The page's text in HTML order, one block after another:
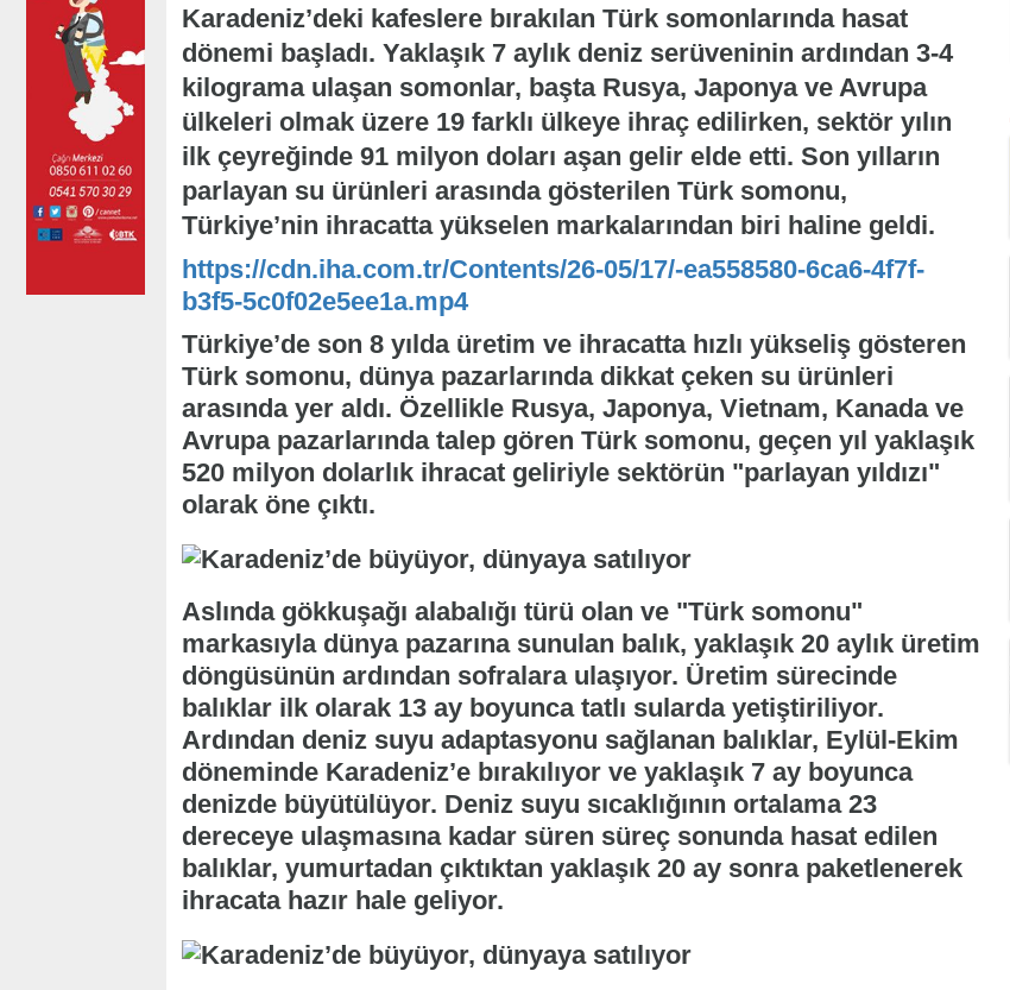
Karadeniz’deki kafeslere bırakılan Türk somonlarında hasat
dönemi başladı. Yaklaşık 7 aylık deniz serüveninin ardından 3-4
kilograma ulaşan somonlar, başta Rusya, Japonya ve Avrupa
ülkeleri olmak üzere 19 farklı ülkeye ihraç edilirken, sektör yılın
ilk çeyreğinde 91 milyon doları aşan gelir elde etti. Son yılların
parlayan su ürünleri arasında gösterilen Türk somonu,
Türkiye’nin ihracatta yükselen markalarından biri haline geldi.
https://cdn.iha.com.tr/Contents/26-05/17/-ea558580-6ca6-4f7f-
b3f5-5c0f02e5ee1a.mp4
Türkiye’de son 8 yılda üretim ve ihracatta hızlı yükseliş gösteren
Türk somonu, dünya pazarlarında dikkat çeken su ürünleri
arasında yer aldı. Özellikle Rusya, Japonya, Vietnam, Kanada ve
Avrupa pazarlarında talep gören Türk somonu, geçen yıl yaklaşık
520 milyon dolarlık ihracat geliriyle sektörün "parlayan yıldızı"
olarak öne çıktı.
Aslında gökkuşağı alabalığı türü olan ve "Türk somonu"
markasıyla dünya pazarına sunulan balık, yaklaşık 20 aylık üretim
döngüsünün ardından sofralara ulaşıyor. Üretim sürecinde
balıklar ilk olarak 13 ay boyunca tatlı sularda yetiştiriliyor.
Ardından deniz suyu adaptasyonu sağlanan balıklar, Eylül-Ekim
döneminde Karadeniz’e bırakılıyor ve yaklaşık 7 ay boyunca
denizde büyütülüyor. Deniz suyu sıcaklığının ortalama 23
dereceye ulaşmasına kadar süren süreç sonunda hasat edilen
balıklar, yumurtadan çıktıktan yaklaşık 20 ay sonra paketlenerek
ihracata hazır hale geliyor.